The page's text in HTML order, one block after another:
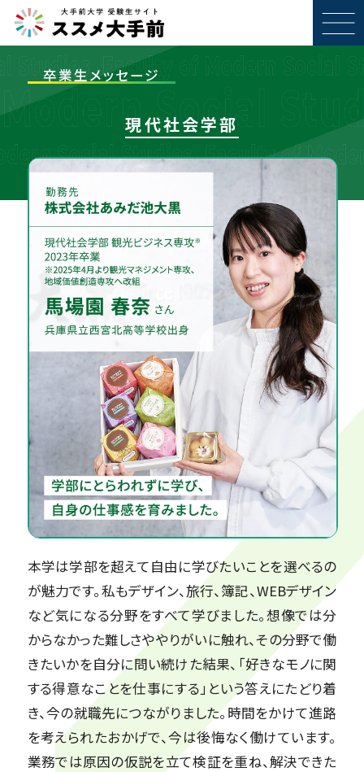
卒業生メッセージ
現代社会学部
本学は学部を超えて自由に学びたいことを選べるの
が魅力です。私もデザイン、旅行、簿記、WEBデザイン
など気になる分野をすべて学びました。想像では分
からなかった難しさややりがいに触れ、その分野で働
きたいかを自分に問い続けた結果、「好きなモノに関
する得意なことを仕事にする」という答えにたどり着
き、今の就職先につながりました。時間をかけて進路
を考えられたおかげで、今は後悔なく働けています。
業務では原因の仮説を立て検証を重ね、解決できた